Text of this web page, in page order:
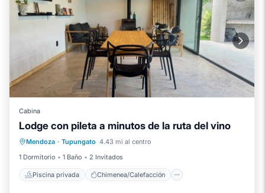
Cabina
Lodge con pileta a minutos de la ruta del vino
Mendoza · Tupungato 4.43 mi al centro
1 Dormitorio
1 Baño 2 Invitados
Piscina privada Chimenea/Calefacción
Piscina privada
Chimenea/Calefacción
Piscina
Balcón/Terraza